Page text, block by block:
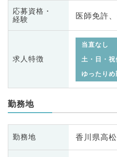
応募資格・
経験
医師免許
求人特徴
当直なし
土・日・祝
ゆったりめ
勤務地
勤務地 香川県高